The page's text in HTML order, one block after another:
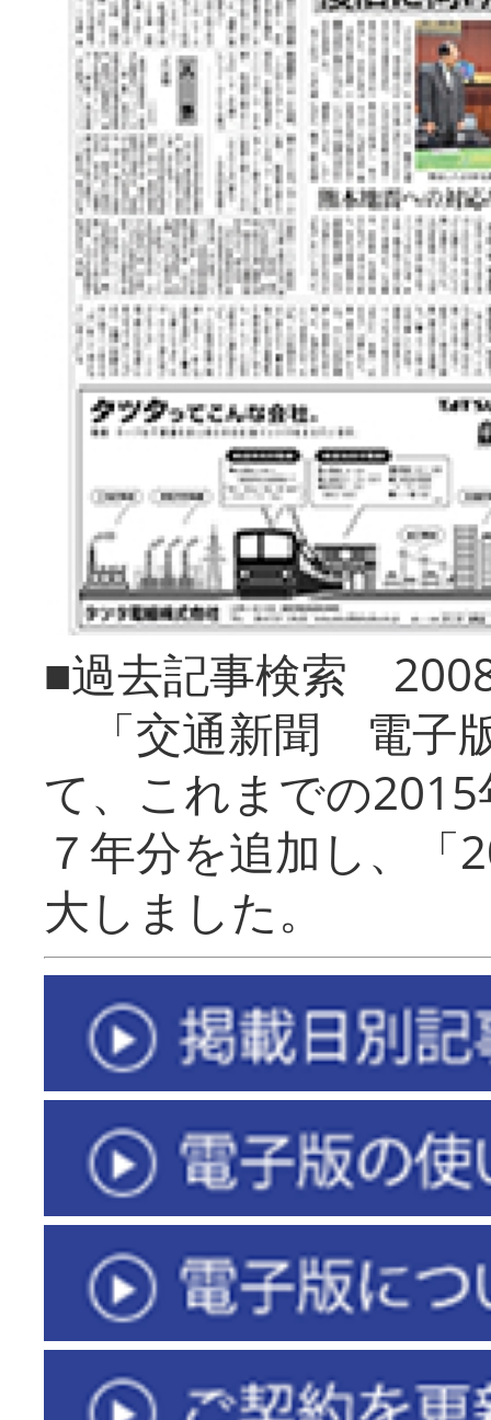
■過去記事検索
「交通新聞 電子
て、これまでの
７年分を追加し、「
大しまし